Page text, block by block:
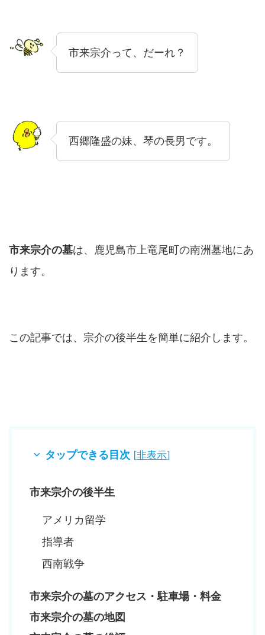
市来宗介って、だーれ？
西郷隆盛の妹、琴の長男です。
市来宗介の墓は、鹿児島市上竜尾町の南洲墓地にあ
ります。
この記事では、宗介の後半生を簡単に紹介します。
タップできる目次 [非表示]
市来宗介の後半生
アメリカ留学
指導者
西南戦争
市来宗介の墓のアクセス・駐車場・料金
市来宗介の墓の地図